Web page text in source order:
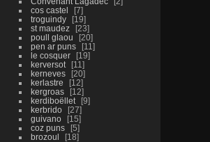
cos castel
7
troguindy
19
st maudez
23
poull glaou
20
pen ar puns
11
le cosquer
19
kerversot
11
kerneves
20
kerlastre
12
kergroas
12
kerdiboëllet
9
kerbrido
27
guivano
15
coz puns
5
brozoul
18